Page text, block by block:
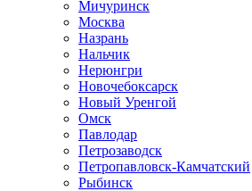
Мичуринск
Москва
Назрань
Нальчик
Нерюнгри
Новочебоксарск
Новый Уренгой
Омск
Павлодар
Петрозаводск
Петропавловск-Камчатский
Рыбинск